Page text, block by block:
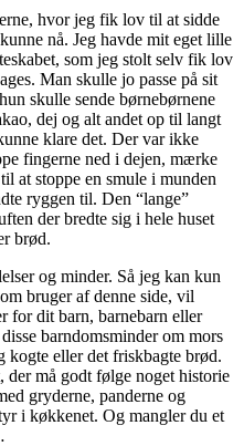
hvor jeg fik lov til at sidde
nå. Jeg havde mit eget lille
som jeg stolt selv fik lov
Man skulle jo passe på sit
skulle sende børnebørnene
dej og alt andet op til langt
klare det. Der var ikke
fingerne ned i dejen, mærke
at stoppe en smule i munden
ryggen til. Den “lange”
der bredte sig i hele huset
brød.
og minder. Så jeg kan kun
bruger af denne side, vil
for dit barn, barnebarn eller
barndomsminder om mors
kogte eller det friskbagte brød.
må godt følge noget historie
gryderne, panderne og
i køkkenet. Og mangler du et